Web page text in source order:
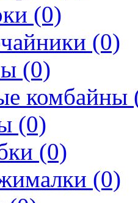
(0)
(0)
(0)
комбайны
(0)
(0)
(0)